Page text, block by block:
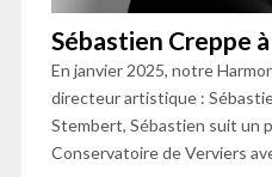
Sébastien Creppe
En janvier 2025, notre
directeur artistique :
Stembert, Sébastien suit un
Conservatoire de Verviers